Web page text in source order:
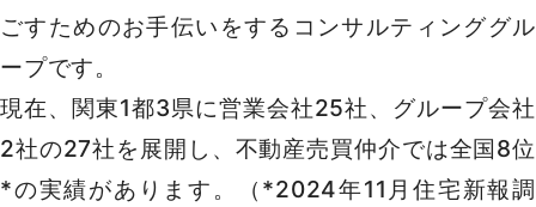
ごすためのお手伝いをするコンサルティンググル
ープです。
現在、関東1都3県に営業会社25社、グループ会社
2社の27社を展開し、不動産売買仲介では全国8位
*の実績があります。（*2024年11月住宅新報調